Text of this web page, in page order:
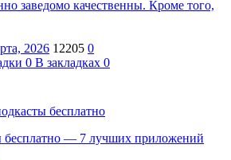
заведомо качественны. Кроме того,
2026 12205 0
0 В закладках 0
бесплатно — 7 лучших приложений